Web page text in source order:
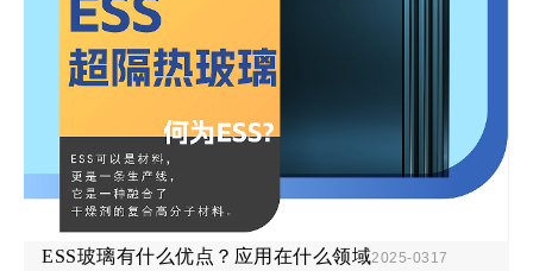
17
2025-03
ESS玻璃有什么优点？应用在什么领域